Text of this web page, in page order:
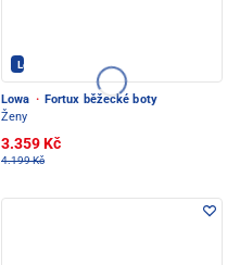
Lowa - PEC POD SNĚŽKOU
Lowa · Fortux běžecké boty
Ženy
3.359 Kč
4.199 Kč